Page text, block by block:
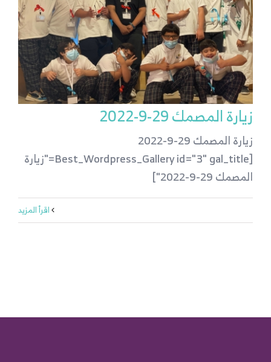
زيارة المصمك 29-9-2022
زيارة المصمك 29-9-2022
[Best_Wordpress_Gallery id="3" gal_title="زيارة
المصمك 29-9-2022"]